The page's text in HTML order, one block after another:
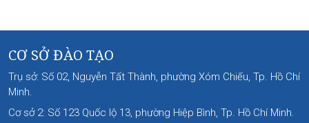
CƠ SỞ ĐÀO TẠO
Trụ sở: Số 02, Nguyễn Tất Thành, phường Xóm Chiếu, Tp. Hồ Chí
Minh.
Cơ sở 2: Số 123 Quốc lộ 13, phường Hiệp Bình, Tp. Hồ Chí Minh.